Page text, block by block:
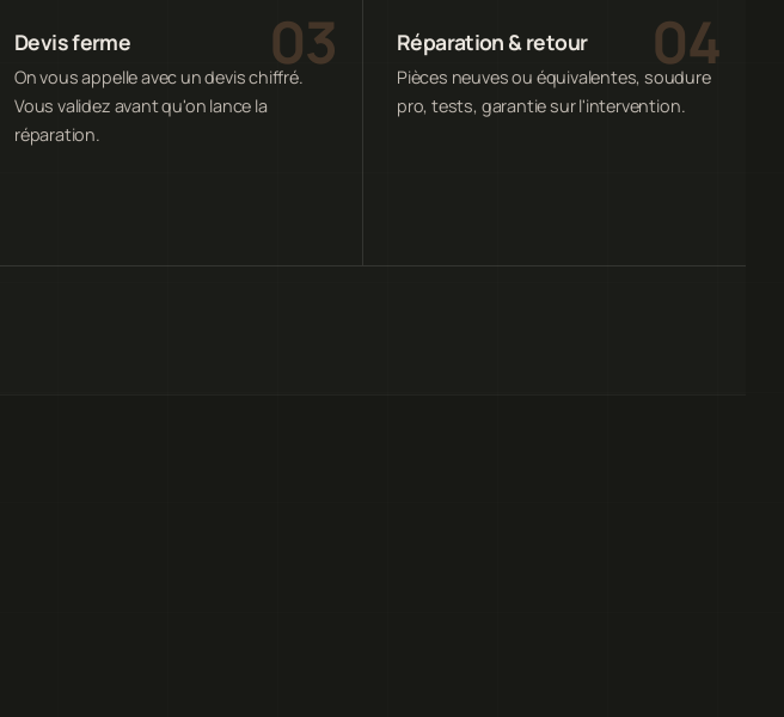
Devis ferme
On vous appelle avec un devis chiffré.
Vous validez avant qu'on lance la
réparation.
Réparation & retour
Pièces neuves ou équivalentes, soudure
pro, tests, garantie sur l'intervention.